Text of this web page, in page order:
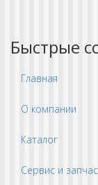
Быстрые
Главная
О компании
Каталог
Сервис и